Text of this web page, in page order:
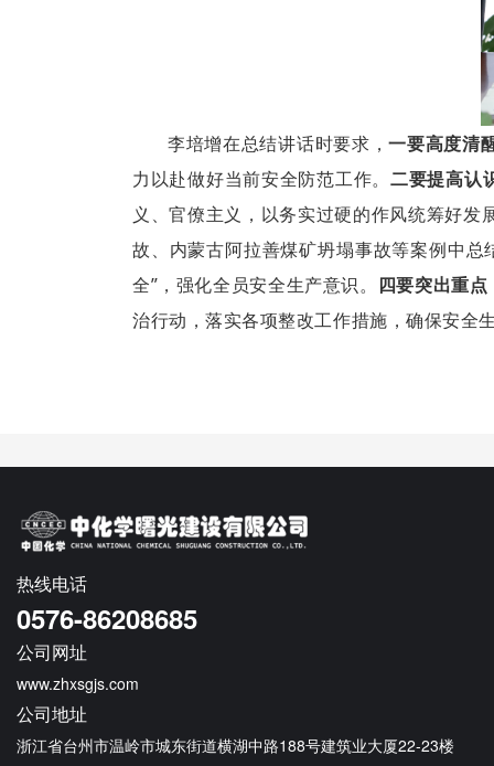
李培增在总结讲话时要求，一要高度清
力以赴做好当前安全防范工作。二要提高认
义、官僚主义，以务实过硬的作风统筹好
故、内蒙古阿拉善煤矿坍塌事故等案例中
全”，强化全员安全生产意识。
四要突出重
治行动，落实各项整改工作措施，确保安全
热线电话
0576-86208685
公司网址
www.zhxsgjs.com
公司地址
浙江省台州市温岭市城东街道横湖中路188号建筑业大厦22-23楼